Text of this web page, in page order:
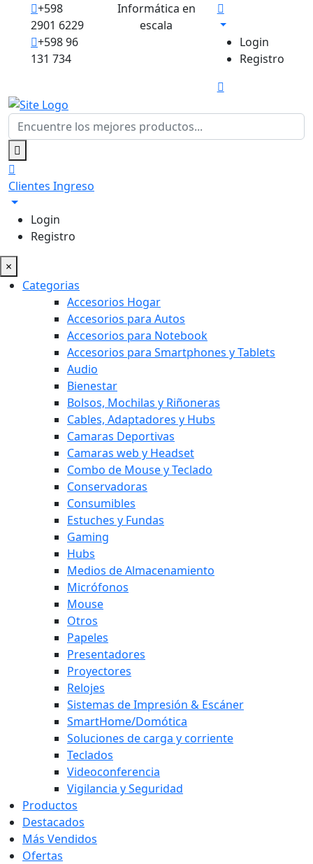
+598
2901 6229
+598 96
131 734
Informática en
escala
Login
Registro
Clientes Ingreso
Login
Registro
×
Categorias
Accesorios Hogar
Accesorios para Autos
Accesorios para Notebook
Accesorios para Smartphones y Tablets
Audio
Bienestar
Bolsos, Mochilas y Riñoneras
Cables, Adaptadores y Hubs
Camaras Deportivas
Camaras web y Headset
Combo de Mouse y Teclado
Conservadoras
Consumibles
Estuches y Fundas
Gaming
Hubs
Medios de Almacenamiento
Micrófonos
Mouse
Otros
Papeles
Presentadores
Proyectores
Relojes
Sistemas de Impresión & Escáner
SmartHome/Domótica
Soluciones de carga y corriente
Teclados
Videoconferencia
Vigilancia y Seguridad
Productos
Destacados
Más Vendidos
Ofertas